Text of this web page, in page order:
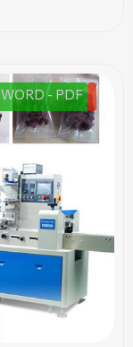
WORD - PDF